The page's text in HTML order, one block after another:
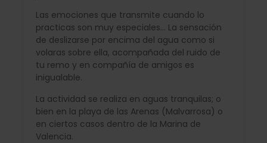
Las emociones que transmite cuando lo
practicas son muy especiales... La sensación
de deslizarse por encima del agua como si
volaras sobre ella, acompañada del ruido de
tu remo y en compañía de amigos es
inigualable.
La actividad se realiza en aguas tranquilas; o
bien en la playa de las Arenas (Malvarrosa) o
en ciertos casos dentro de la Marina de
Valencia.